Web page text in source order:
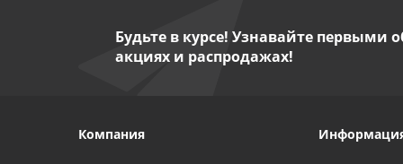
Будьте в курсе! Узнавайте первыми
акциях и распродажах!
Компания